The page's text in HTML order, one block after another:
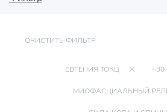
ОЧИСТИТЬ ФИЛЬТР
ЕВГЕНИЯ ТОКЦ
МИОФАСЦИАЛЬНЫЙ